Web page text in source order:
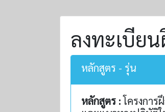
ลงทะเบีย
หลักสูตร - รุ่น
หลักสูตร :โครงกา